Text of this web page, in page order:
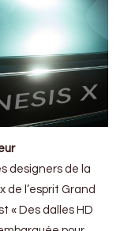
designers de la
l’esprit Grand
« Des dalles HD